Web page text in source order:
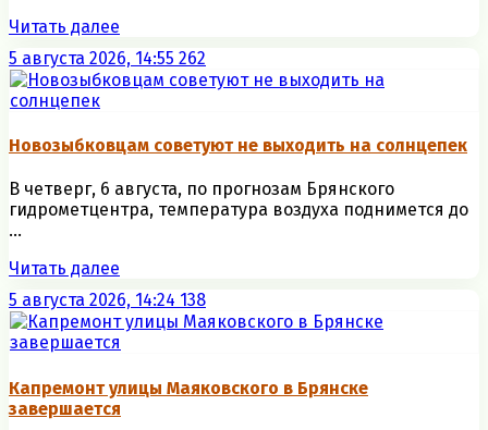
Читать далее
5 августа 2026, 14:55 262
Новозыбковцам советуют не выходить на солнцепек
В четверг, 6 августа, по прогнозам Брянского
гидрометцентра, температура воздуха поднимется до
...
Читать далее
5 августа 2026, 14:24 138
Капремонт улицы Маяковского в Брянске
завершается